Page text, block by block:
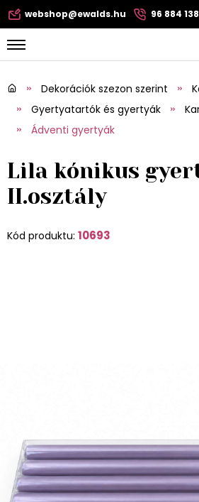
webshop@ewalds.hu 96 884 138
Dekorációk szezon szerint
Gyertyatartók és gyertyák
Ádventi gyertyák
Lila kónikus
II.osztály
Kód produktu: 10693